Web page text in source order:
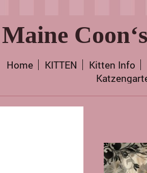
Maine
Home KITTEN Kitten Info